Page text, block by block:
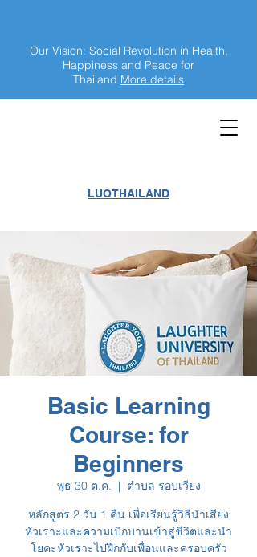
LUOTHAILAND
Our Vision: Social Revolution in Health,
Happiness and Peace for
Thailand More details
Basic Learning
Course: for
Beginners
พุธ 30 ต.ค.
  |
ตำบล รอบเวียง
หลักสูตร 2 วัน 1 คืน เพื่อเรียนรู้วิธีนำเสียง
หัวเราะและความเบิกบานเข้าสู่ชีวิตและนำ
โยคะหัวเราะไปฝึกกับเพื่อนและครอบครัว